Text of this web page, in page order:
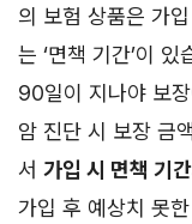
의 보험 상품은 가
는 ‘면책 기간’이
90일이 지나야 보
암 진단 시 보장 금
서 가입 시 면책 기
가입 후 예상치 못